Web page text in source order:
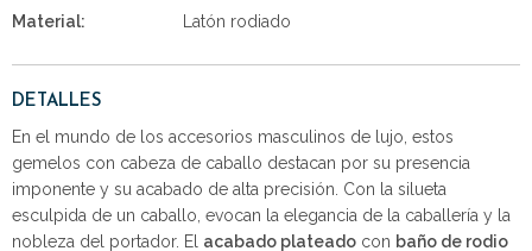
Material:
Latón rodiado
DETALLES
En el mundo de los accesorios masculinos de lujo, estos
gemelos con cabeza de caballo destacan por su presencia
imponente y su acabado de alta precisión. Con la silueta
esculpida de un caballo, evocan la elegancia de la caballería y la
nobleza del portador. El acabado plateado con baño de rodio